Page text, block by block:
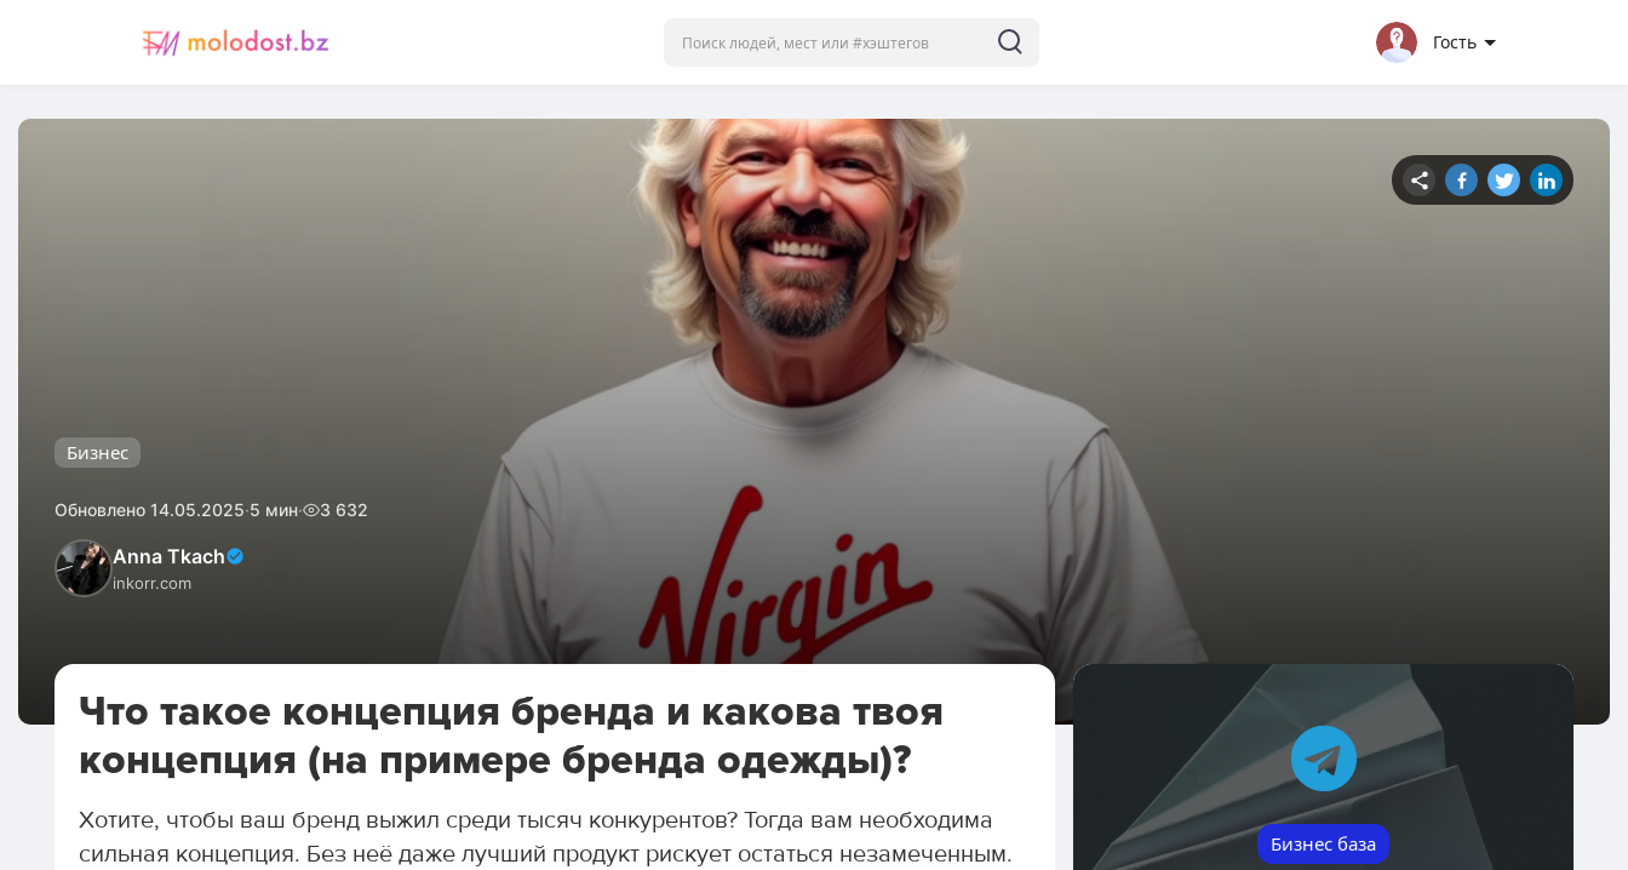
Гость
Бизнес
Обновлено 14.05.2025·5 мин· 3 632
Anna Tkach
inkorr.com
Что такое концепция бренда и какова твоя
концепция (на примере бренда одежды)?
Хотите, чтобы ваш бренд выжил среди тысяч конкурентов? Тогда вам необходима
сильная концепция. Без неё даже лучший продукт рискует остаться незамеченным.
Бизнес база